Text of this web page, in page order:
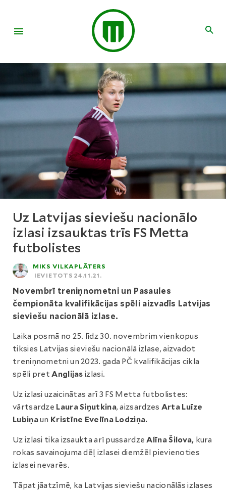
Uz Latvijas sieviešu nacionālo
izlasi izsauktas trīs FS Metta
futbolistes
MIKS VILKAPLĀTERS
IEVIETOTS 24.11.21.
Novembrī treniņnometni un Pasaules
čempionāta kvalifikācijas spēli aizvadīs Latvijas
sieviešu nacionālā izlase.
Laika posmā no 25. līdz 30. novembrim vienkopus
tiksies Latvijas sieviešu nacionālā izlase, aizvadot
treniņnometni un 2023. gada PČ kvalifikācijas cikla
spēli pretAnglijas izlasi.
Uz izlasi uzaicinātas arī 3 FS Metta futbolistes:
vārtsardze Laura Siņutkina, aizsardzes Arta Luīze
Lubiņaun Kristīne Evelīna Lodziņa.
Uz izlasi tika izsaukta arī pussardzeAlīna Šilova, kura
rokas savainojuma dēļ izlasei diemžēl pievienoties
izlasei nevarēs.
Tāpat jāatzīmē, ka Latvijas sieviešu nacionālās izlases